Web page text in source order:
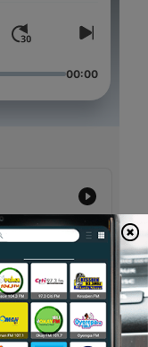
00:00